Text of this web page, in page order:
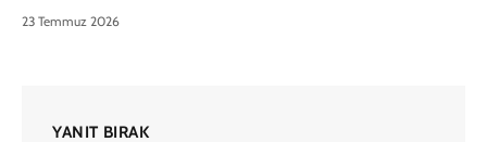
23 Temmuz 2026
YANIT BIRAK